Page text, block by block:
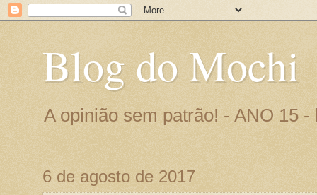
Blog do Mochi
A opinião sem patrão! - ANO 15
6 de agosto de 2017